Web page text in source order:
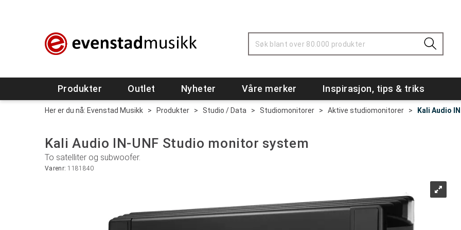
Produkter Outlet Nyheter Våre merker Inspirasjon, tips & triks
Her er du nå: Evenstad Musikk > Produkter > Studio / Data > Studiomonitorer > Aktive studiomonitorer > Kali Audio
Kali Audio IN-UNF Studio monitor system
To satelliter og subwoofer.
Varenr:1181840